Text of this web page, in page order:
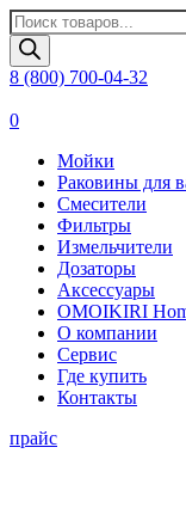
Поиск
товаров
8 (800) 700-04-32
0
Мойки
Раковины для
Смесители
Фильтры
Измельчители
Дозаторы
Аксессуары
OMOIKIRI
О компании
Сервис
Где купить
Контакты
прайс